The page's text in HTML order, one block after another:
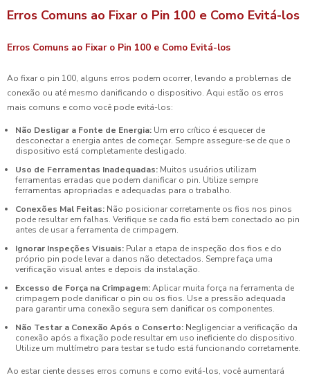
Erros Comuns ao Fixar o Pin 100 e Como Evitá-los
Erros Comuns ao Fixar o Pin 100 e Como Evitá-los
Ao fixar o pin 100, alguns erros podem ocorrer, levando a problemas de
conexão ou até mesmo danificando o dispositivo. Aqui estão os erros
mais comuns e como você pode evitá-los:
Não Desligar a Fonte de Energia: Um erro crítico é esquecer de
desconectar a energia antes de começar. Sempre assegure-se de que o
dispositivo está completamente desligado.
Uso de Ferramentas Inadequadas: Muitos usuários utilizam
ferramentas erradas que podem danificar o pin. Utilize sempre
ferramentas apropriadas e adequadas para o trabalho.
Conexões Mal Feitas: Não posicionar corretamente os fios nos pinos
pode resultar em falhas. Verifique se cada fio está bem conectado ao pin
antes de usar a ferramenta de crimpagem.
Ignorar Inspeções Visuais: Pular a etapa de inspeção dos fios e do
próprio pin pode levar a danos não detectados. Sempre faça uma
verificação visual antes e depois da instalação.
Excesso de Força na Crimpagem:Aplicar muita força na ferramenta de
crimpagem pode danificar o pin ou os fios. Use a pressão adequada
para garantir uma conexão segura sem danificar os componentes.
Não Testar a Conexão Após o Conserto: Negligenciar a verificação da
conexão após a fixação pode resultar em uso ineficiente do dispositivo.
Utilize um multímetro para testar se tudo está funcionando corretamente.
Ao estar ciente desses erros comuns e como evitá-los, você aumentará